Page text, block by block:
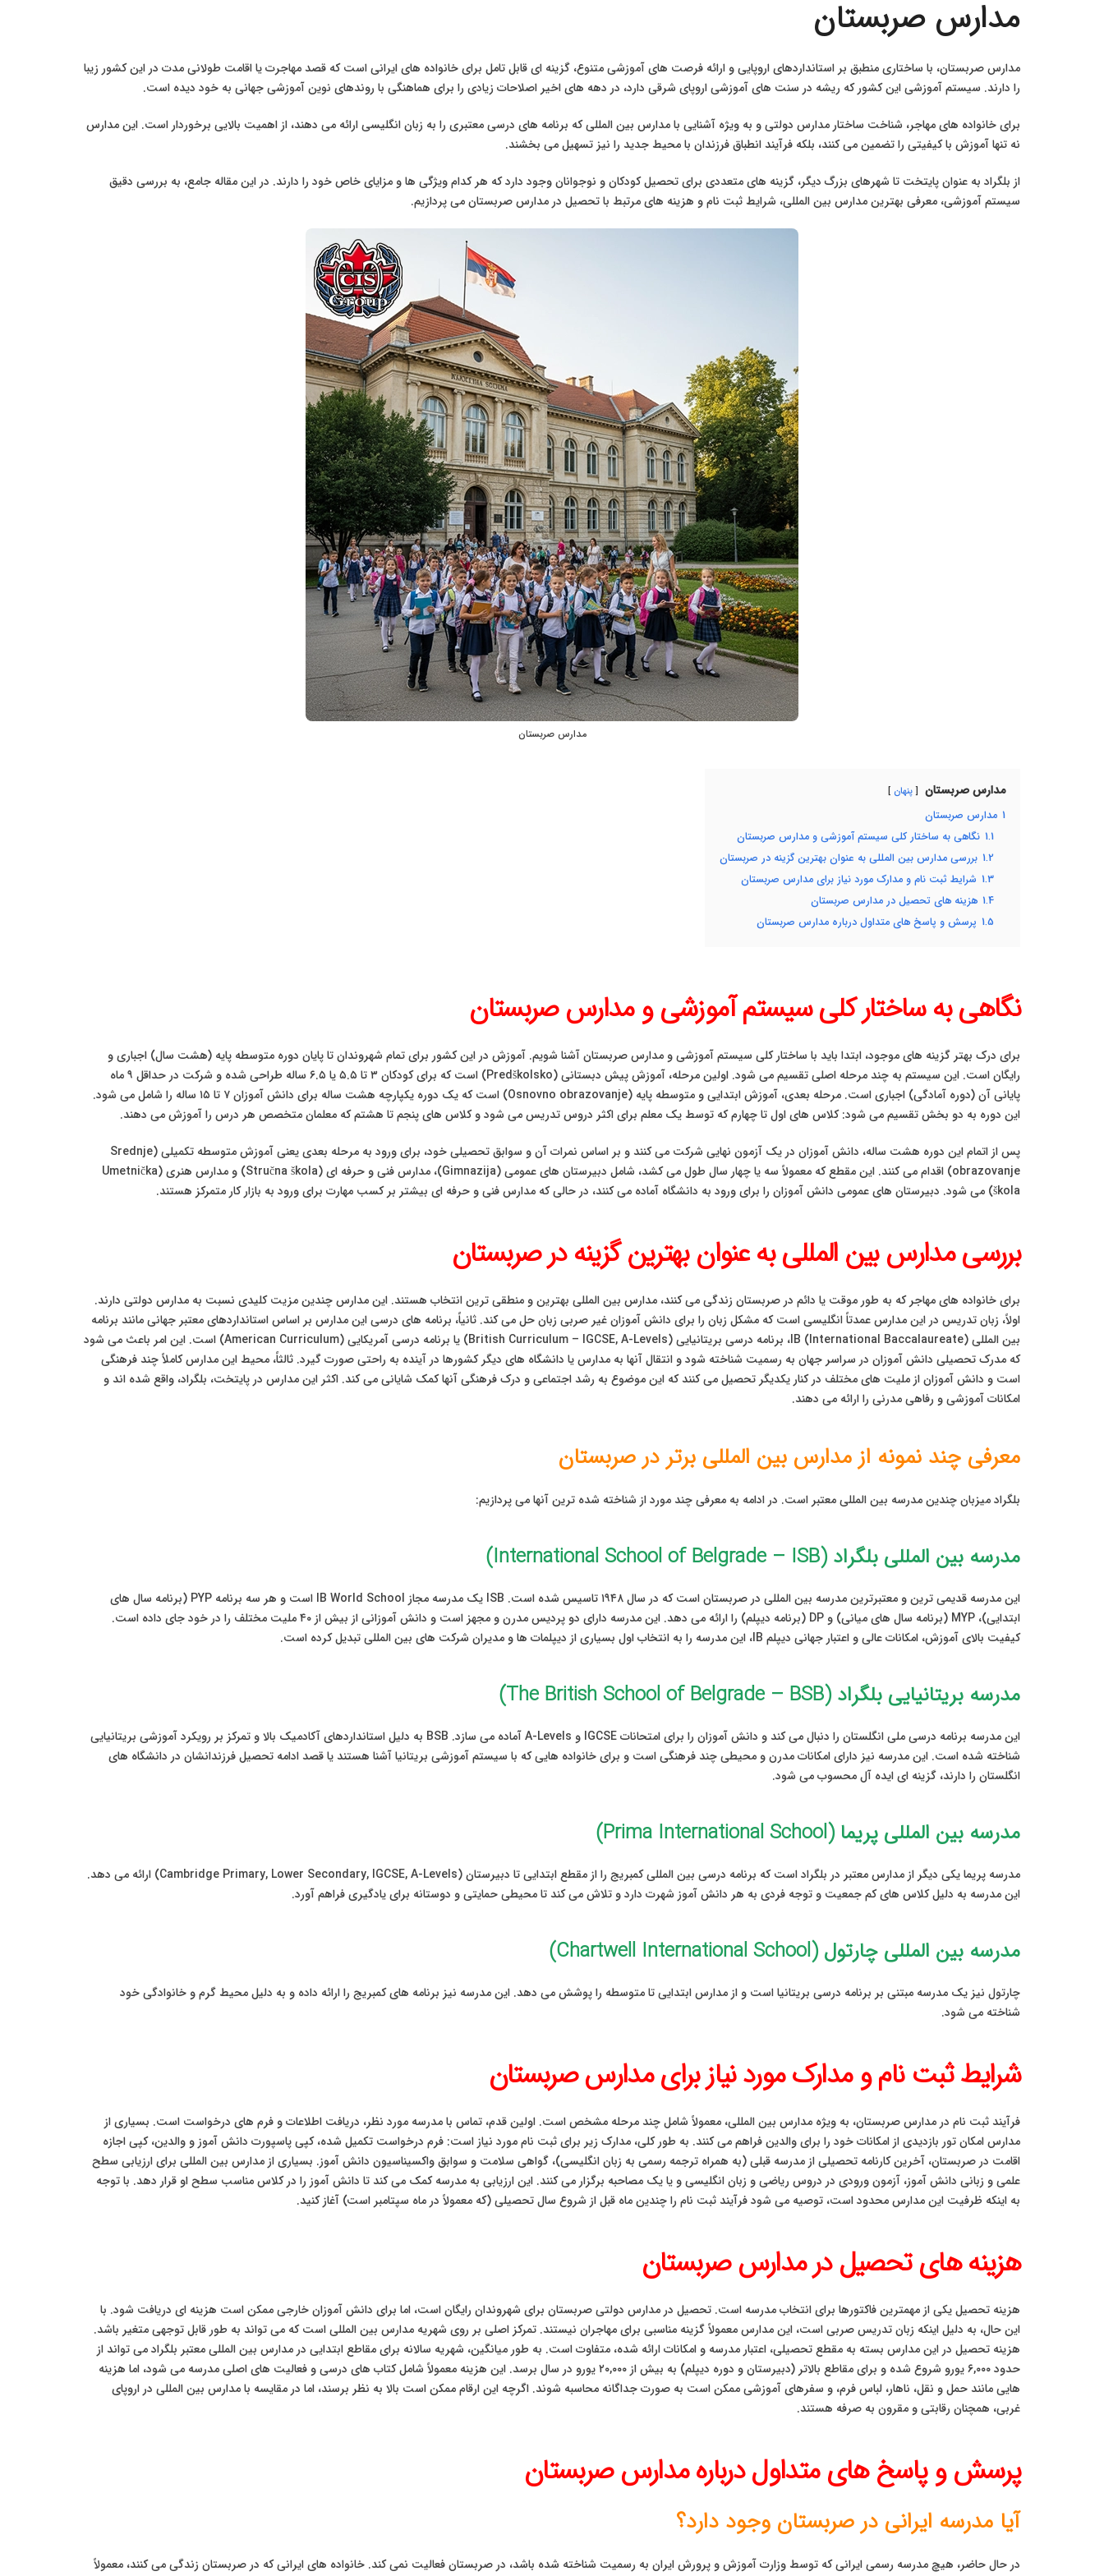
مدارس صربستان
مدارس صربستان، با ساختاری منطبق بر استانداردهای اروپایی و ارائه فرصت های آموزشی متنوع، گزینه ای قابل تامل برای خانواده های ایرانی است که قصد مهاجرت یا اقامت طولانی مدت در این کشور زیبا
را دارند. سیستم آموزشی این کشور که ریشه در سنت های آموزشی اروپای شرقی دارد، در دهه های اخیر اصلاحات زیادی را برای هماهنگی با روندهای نوین آموزشی جهانی به خود دیده است.
برای خانواده های مهاجر، شناخت ساختار مدارس دولتی و به ویژه آشنایی با مدارس بین المللی که برنامه های درسی معتبری را به زبان انگلیسی ارائه می دهند، از اهمیت بالایی برخوردار است. این مدارس
نه تنها آموزش با کیفیتی را تضمین می کنند، بلکه فرآیند انطباق فرزندان با محیط جدید را نیز تسهیل می بخشند.
از بلگراد به عنوان پایتخت تا شهرهای بزرگ دیگر، گزینه های متعددی برای تحصیل کودکان و نوجوانان وجود دارد که هر کدام ویژگی ها و مزایای خاص خود را دارند. در این مقاله جامع، به بررسی دقیق
سیستم آموزشی، معرفی بهترین مدارس بین المللی، شرایط ثبت نام و هزینه های مرتبط با تحصیل در مدارس صربستان می پردازیم.
مدارس صربستان
مدارس صربستان پنهان
1 مدارس صربستان
1.1 نگاهی به ساختار کلی سیستم آموزشی و مدارس صربستان
1.2 بررسی مدارس بین المللی به عنوان بهترین گزینه در صربستان
1.3 شرایط ثبت نام و مدارک مورد نیاز برای مدارس صربستان
1.4 هزینه های تحصیل در مدارس صربستان
1.5 پرسش و پاسخ های متداول درباره مدارس صربستان
نگاهی به ساختار کلی سیستم آموزشی و مدارس صربستان
برای درک بهتر گزینه های موجود، ابتدا باید با ساختار کلی سیستم آموزشی و مدارس صربستان آشنا شویم. آموزش در این کشور برای تمام شهروندان تا پایان دوره متوسطه پایه (هشت سال) اجباری و
رایگان است. این سیستم به چند مرحله اصلی تقسیم می شود. اولین مرحله، آموزش پیش دبستانی (Predškolsko) است که برای کودکان ۳ تا ۵.۵ یا ۶.۵ ساله طراحی شده و شرکت در حداقل ۹ ماه
پایانی آن (دوره آمادگی) اجباری است. مرحله بعدی، آموزش ابتدایی و متوسطه پایه (Osnovno obrazovanje) است که یک دوره یکپارچه هشت ساله برای دانش آموزان ۷ تا ۱۵ ساله را شامل می شود.
این دوره به دو بخش تقسیم می شود: کلاس های اول تا چهارم که توسط یک معلم برای اکثر دروس تدریس می شود و کلاس های پنجم تا هشتم که معلمان متخصص هر درس را آموزش می دهند.
پس از اتمام این دوره هشت ساله، دانش آموزان در یک آزمون نهایی شرکت می کنند و بر اساس نمرات آن و سوابق تحصیلی خود، برای ورود به مرحله بعدی یعنی آموزش متوسطه تکمیلی (Srednje
obrazovanje) اقدام می کنند. این مقطع که معمولاً سه یا چهار سال طول می کشد، شامل دبیرستان های عمومی (Gimnazija)، مدارس فنی و حرفه ای (Stručna škola) و مدارس هنری (Umetnička
škola) می شود. دبیرستان های عمومی دانش آموزان را برای ورود به دانشگاه آماده می کنند، در حالی که مدارس فنی و حرفه ای بیشتر بر کسب مهارت برای ورود به بازار کار متمرکز هستند.
بررسی مدارس بین المللی به عنوان بهترین گزینه در صربستان
برای خانواده های مهاجر که به طور موقت یا دائم در صربستان زندگی می کنند، مدارس بین المللی بهترین و منطقی ترین انتخاب هستند. این مدارس چندین مزیت کلیدی نسبت به مدارس دولتی دارند.
اولاً، زبان تدریس در این مدارس عمدتاً انگلیسی است که مشکل زبان را برای دانش آموزان غیر صربی زبان حل می کند. ثانیاً، برنامه های درسی این مدارس بر اساس استانداردهای معتبر جهانی مانند برنامه
بین المللی IB (International Baccalaureate)، برنامه درسی بریتانیایی (British Curriculum – IGCSE, A-Levels) یا برنامه درسی آمریکایی (American Curriculum) است. این امر باعث می شود
که مدرک تحصیلی دانش آموزان در سراسر جهان به رسمیت شناخته شود و انتقال آنها به مدارس یا دانشگاه های دیگر کشورها در آینده به راحتی صورت گیرد. ثالثاً، محیط این مدارس کاملاً چند فرهنگی
است و دانش آموزان از ملیت های مختلف در کنار یکدیگر تحصیل می کنند که این موضوع به رشد اجتماعی و درک فرهنگی آنها کمک شایانی می کند. اکثر این مدارس در پایتخت، بلگراد، واقع شده اند و
امکانات آموزشی و رفاهی مدرنی را ارائه می دهند.
معرفی چند نمونه از مدارس بین المللی برتر در صربستان
بلگراد میزبان چندین مدرسه بین المللی معتبر است. در ادامه به معرفی چند مورد از شناخته شده ترین آنها می پردازیم:
مدرسه بین المللی بلگراد (International School of Belgrade – ISB)
این مدرسه قدیمی ترین و معتبرترین مدرسه بین المللی در صربستان است که در سال ۱۹۴۸ تاسیس شده است. ISB یک مدرسه مجاز IB World School است و هر سه برنامه PYP (برنامه سال های
ابتدایی)، MYP (برنامه سال های میانی) و DP (برنامه دیپلم) را ارائه می دهد. این مدرسه دارای دو پردیس مدرن و مجهز است و دانش آموزانی از بیش از ۴۰ ملیت مختلف را در خود جای داده است.
کیفیت بالای آموزش، امکانات عالی و اعتبار جهانی دیپلم IB، این مدرسه را به انتخاب اول بسیاری از دیپلمات ها و مدیران شرکت های بین المللی تبدیل کرده است.
مدرسه بریتانیایی بلگراد (The British School of Belgrade – BSB)
این مدرسه برنامه درسی ملی انگلستان را دنبال می کند و دانش آموزان را برای امتحانات IGCSE و A-Levels آماده می سازد. BSB به دلیل استانداردهای آکادمیک بالا و تمرکز بر رویکرد آموزشی بریتانیایی
شناخته شده است. این مدرسه نیز دارای امکانات مدرن و محیطی چند فرهنگی است و برای خانواده هایی که با سیستم آموزشی بریتانیا آشنا هستند یا قصد ادامه تحصیل فرزندانشان در دانشگاه های
انگلستان را دارند، گزینه ای ایده آل محسوب می شود.
مدرسه بین المللی پریما (Prima International School)
مدرسه پریما یکی دیگر از مدارس معتبر در بلگراد است که برنامه درسی بین المللی کمبریج را از مقطع ابتدایی تا دبیرستان (Cambridge Primary, Lower Secondary, IGCSE, A-Levels) ارائه می دهد.
این مدرسه به دلیل کلاس های کم جمعیت و توجه فردی به هر دانش آموز شهرت دارد و تلاش می کند تا محیطی حمایتی و دوستانه برای یادگیری فراهم آورد.
مدرسه بین المللی چارتول (Chartwell International School)
چارتول نیز یک مدرسه مبتنی بر برنامه درسی بریتانیا است و از مدارس ابتدایی تا متوسطه را پوشش می دهد. این مدرسه نیز برنامه های کمبریج را ارائه داده و به دلیل محیط گرم و خانوادگی خود
شناخته می شود.
شرایط ثبت نام و مدارک مورد نیاز برای مدارس صربستان
فرآیند ثبت نام در مدارس صربستان، به ویژه مدارس بین المللی، معمولاً شامل چند مرحله مشخص است. اولین قدم، تماس با مدرسه مورد نظر، دریافت اطلاعات و فرم های درخواست است. بسیاری از
مدارس امکان تور بازدیدی از امکانات خود را برای والدین فراهم می کنند. به طور کلی، مدارک زیر برای ثبت نام مورد نیاز است: فرم درخواست تکمیل شده، کپی پاسپورت دانش آموز و والدین، کپی اجازه
اقامت در صربستان، آخرین کارنامه تحصیلی از مدرسه قبلی (به همراه ترجمه رسمی به زبان انگلیسی)، گواهی سلامت و سوابق واکسیناسیون دانش آموز. بسیاری از مدارس بین المللی برای ارزیابی سطح
علمی و زبانی دانش آموز، آزمون ورودی در دروس ریاضی و زبان انگلیسی و یا یک مصاحبه برگزار می کنند. این ارزیابی به مدرسه کمک می کند تا دانش آموز را در کلاس مناسب سطح او قرار دهد. با توجه
به اینکه ظرفیت این مدارس محدود است، توصیه می شود فرآیند ثبت نام را چندین ماه قبل از شروع سال تحصیلی (که معمولاً در ماه سپتامبر است) آغاز کنید.
هزینه های تحصیل در مدارس صربستان
هزینه تحصیل یکی از مهمترین فاکتورها برای انتخاب مدرسه است. تحصیل در مدارس دولتی صربستان برای شهروندان رایگان است، اما برای دانش آموزان خارجی ممکن است هزینه ای دریافت شود. با
این حال، به دلیل اینکه زبان تدریس صربی است، این مدارس معمولاً گزینه مناسبی برای مهاجران نیستند. تمرکز اصلی بر روی شهریه مدارس بین المللی است که می تواند به طور قابل توجهی متغیر باشد.
هزینه تحصیل در این مدارس بسته به مقطع تحصیلی، اعتبار مدرسه و امکانات ارائه شده، متفاوت است. به طور میانگین، شهریه سالانه برای مقاطع ابتدایی در مدارس بین المللی معتبر بلگراد می تواند از
حدود ۶,۰۰۰ یورو شروع شده و برای مقاطع بالاتر (دبیرستان و دوره دیپلم) به بیش از ۲۰,۰۰۰ یورو در سال برسد. این هزینه معمولاً شامل کتاب های درسی و فعالیت های اصلی مدرسه می شود، اما هزینه
هایی مانند حمل و نقل، ناهار، لباس فرم، و سفرهای آموزشی ممکن است به صورت جداگانه محاسبه شوند. اگرچه این ارقام ممکن است بالا به نظر برسند، اما در مقایسه با مدارس بین المللی در اروپای
غربی، همچنان رقابتی و مقرون به صرفه هستند.
پرسش و پاسخ های متداول درباره مدارس صربستان
آیا مدرسه ایرانی در صربستان وجود دارد؟
در حال حاضر، هیچ مدرسه رسمی ایرانی که توسط وزارت آموزش و پرورش ایران به رسمیت شناخته شده باشد، در صربستان فعالیت نمی کند. خانواده های ایرانی که در صربستان زندگی می کنند، معمولاً